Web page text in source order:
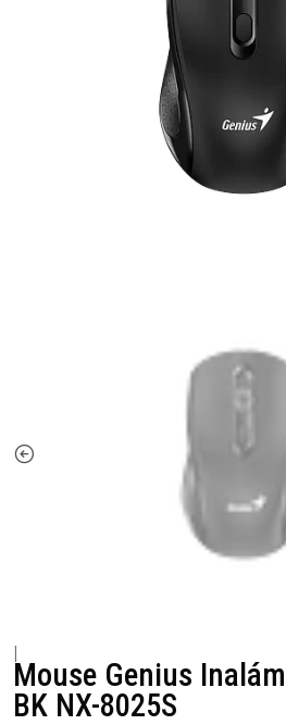
Mouse Genius
BK NX-8025S